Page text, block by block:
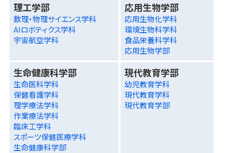
理工学部
数理・物理サイエンス学科
AIロボティクス学科
宇宙航空学科
応用生物学部
応用生物化学科
環境生物科学科
食品栄養科学科
応用生物学部
生命健康科学部
生命医科学科
保健看護学科
理学療法学科
作業療法学科
臨床工学科
スポーツ保健医療学科
生命健康科学部
現代教育学部
幼児教育学科
現代教育学科
現代教育学部